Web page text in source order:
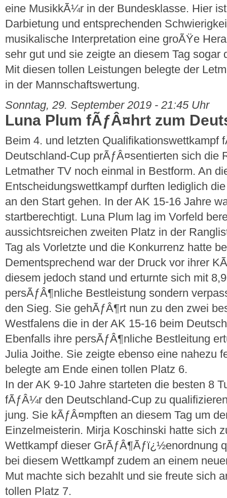
eine MusikkÃ¼r in der Bundesklasse. Hier
Darbietung und entsprechenden
musikalische Interpretation eine groÃŸe
sehr gut und sie zeigte an diesem Tag
Mit diesen tollen Leistungen belegte der
in der Mannschaftswertung.
Sonntag, 29. September 2019 - 21:45 Uhr
Luna Plum fÃƒÂ¤hrt zum
Beim 4. und letzten Qualifikationswettkampf
Deutschland-Cup prÃƒÂ¤sentierten sich die
Letmather TV noch einmal in Bestform. An
Entscheidungswettkampf durften lediglich
an den Start gehen. In der AK 15-16 Jahre
startberechtigt. Luna Plum lag im Vorfeld
aussichtsreichen zweiten Platz in der
Tag als Vorletzte und die Konkurrenz hatte
Dementsprechend war der Druck vor ihrer
diesem jedoch stand und erturnte sich mit
persÃƒÂ¶nliche Bestleistung sondern
den Sieg. Sie gehÃƒÂ¶rt nun zu den zwei
Westfalens die in der AK 15-16 beim
Ebenfalls ihre persÃƒÂ¶nliche Bestleitung
Julia Joithe. Sie zeigte ebenso eine nahezu
belegte am Ende einen tollen Platz 6.
In der AK 9-10 Jahre starteten die besten 8
fÃƒÂ¼r den Deutschland-Cup zu
jung. Sie kÃƒÂ¤mpften an diesem Tag um
Einzelmeisterin. Mirja Koschinski hatte sich
Wettkampf dieser GrÃƒÂ¶Ãƒï¿½enordnung
bei diesem Wettkampf zudem an einem
Mut machte sich bezahlt und sie freute sich
tollen Platz 7.